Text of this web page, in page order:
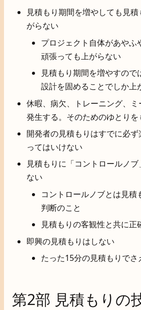
見積もり期間を増やしても見
がらない
プロジェクト自体があやふ
頑張っても上がらない
見積もり期間を増やすの
設計を固めることでしか上
休暇、病欠、トレーニング、
発生する。そのためのゆとりを
開発者の見積もりはすでに必
ってはいけない
見積もりに「コントロールノ
ない
コントロールノブとは見積
判断のこと
見積もりの客観性と共に正
即興の見積もりはしない
たった15分の見積もりで
第2部 見積もりの